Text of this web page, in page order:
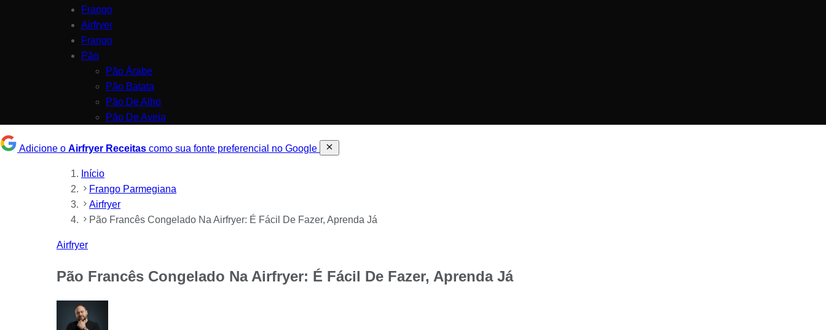
Frango
Airfryer
Frango
Pão
Pão Árabe
Pão Batata
Pão De Alho
Pão De Aveia
Adicione o Airfryer Receitas como sua fonte preferencial no Google
Início
Frango Parmegiana
Airfryer
Pão Francês Congelado Na Airfryer: É Fácil De Fazer, Aprenda Já
Airfryer
Pão Francês Congelado Na Airfryer: É Fácil De Fazer, Aprenda Já